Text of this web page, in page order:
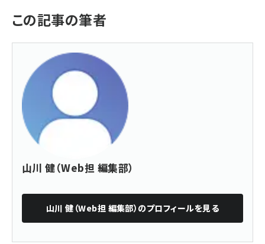
この記事の筆者
山川 健（Web担 編集部）
山川 健（Web担 編集部） のプロフィールを見る